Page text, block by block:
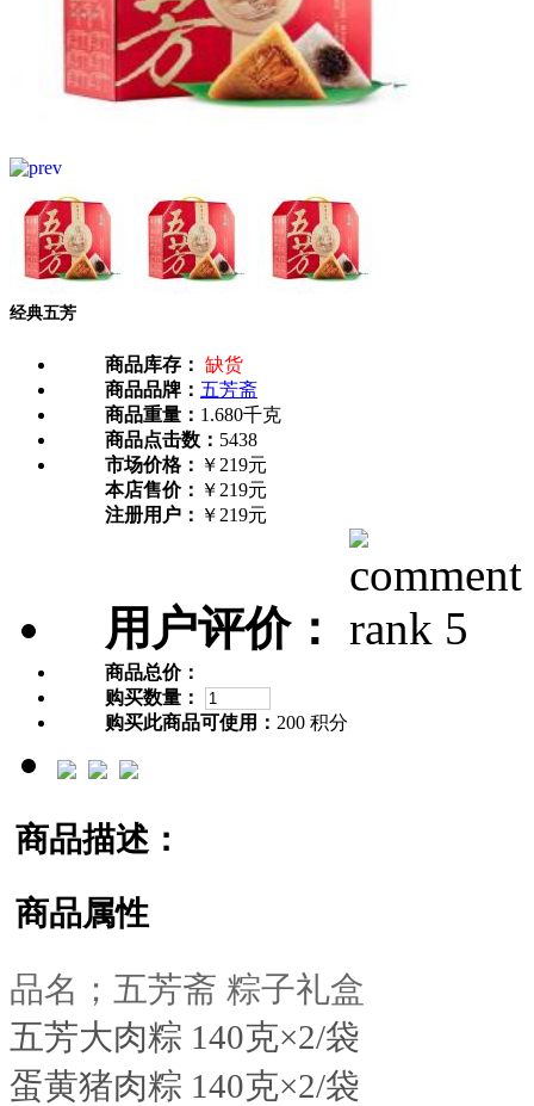
经典五芳
商品库存： 缺货
商品品牌： 五芳斋
商品重量： 1.680千克
商品点击数： 5438
市场价格： ￥219元
本店售价： ￥219元
注册用户： ￥219元
用户评价：
商品总价：
购买数量：
购买此商品可使用： 200 积分
商品描述：
商品属性
品名；五芳斋 粽子礼盒
五芳大肉粽 140克×2/袋
蛋黄猪肉粽 140克×2/袋